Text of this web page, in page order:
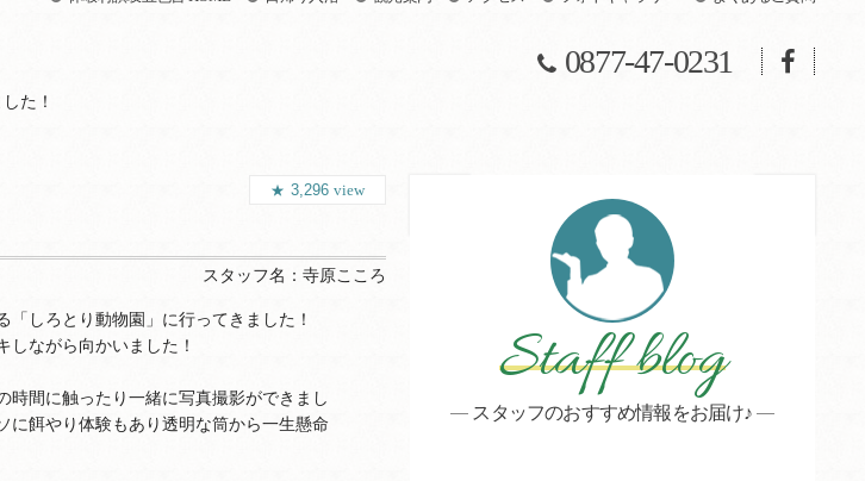
0877-47-0231
た！
3,296 view
スタッフ名： 寺原こころ
しろとり動物園」に行ってきました！
ながら向かいました！
時間に触ったり一緒に写真撮影ができまし
に餌やり体験もあり透明な筒から一生懸命
Staff blog
スタッフのおすすめ情報をお届け♪